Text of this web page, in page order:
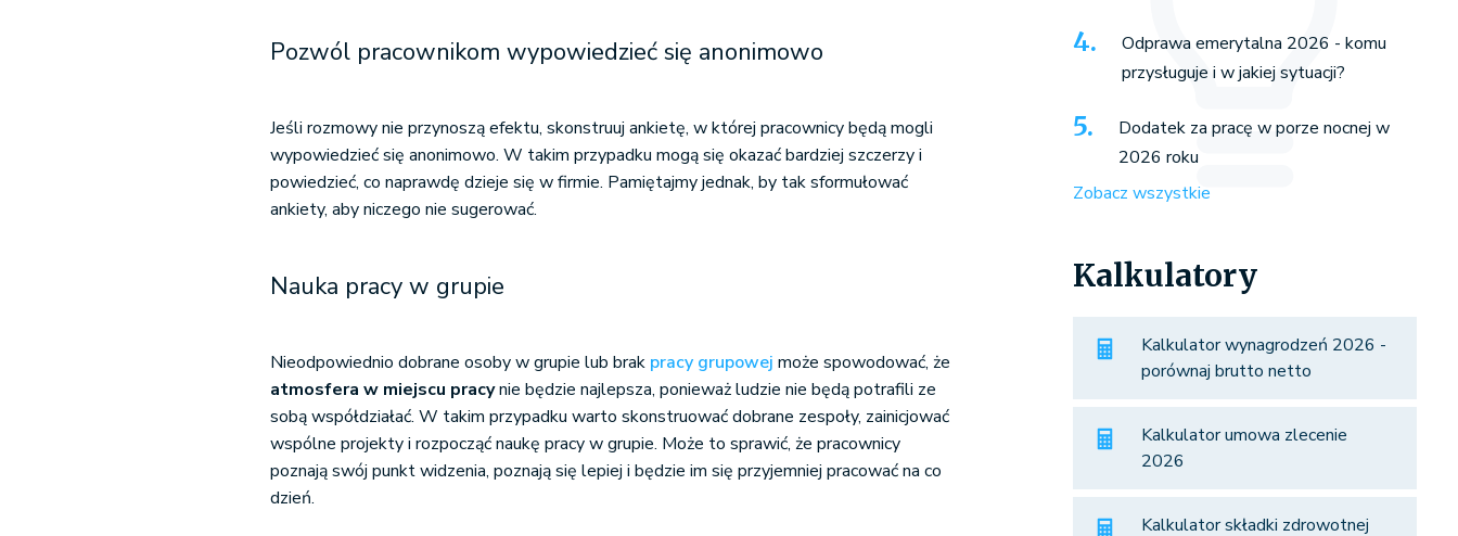
Pozwól pracownikom wypowiedzieć się anonimowo
Jeśli rozmowy nie przynoszą efektu, skonstruuj ankietę, w której pracownicy będą mogli
wypowiedzieć się anonimowo. W takim przypadku mogą się okazać bardziej szczerzy i
powiedzieć, co naprawdę dzieje się w firmie. Pamiętajmy jednak, by tak sformułować
ankiety, aby niczego nie sugerować.
Nauka pracy w grupie
Nieodpowiednio dobrane osoby w grupie lub brak pracy grupowej może spowodować, że
atmosfera w miejscu pracynie będzie najlepsza, ponieważ ludzie nie będą potrafili ze
sobą współdziałać. W takim przypadku warto skonstruować dobrane zespoły, zainicjować
wspólne projekty i rozpocząć naukę pracy w grupie. Może to sprawić, że pracownicy
poznają swój punkt widzenia, poznają się lepiej i będzie im się przyjemniej pracować na co
dzień.
Odprawa emerytalna 2026 - komu
przysługuje i w jakiej sytuacji?
Dodatek za pracę w porze nocnej w
2026 roku
Zobacz wszystkie
Kalkulatory
Kalkulator wynagrodzeń 2026 -
porównaj brutto netto
Kalkulator umowa zlecenie
2026
Kalkulator składki zdrowotnej